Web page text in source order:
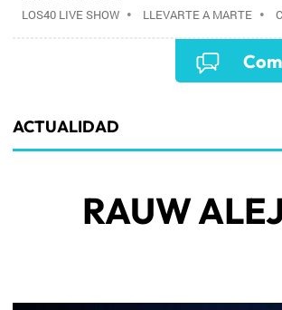
LOS40 LIVE SHOW• LLEVARTE A MARTE•
PRISA RADIO•
GRUPO PRISA
ACTUALIDAD
RAUW